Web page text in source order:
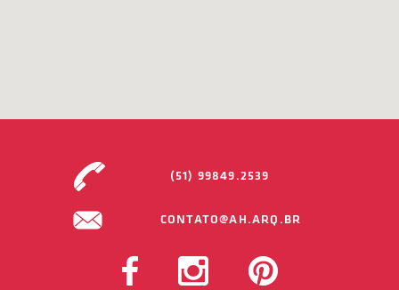
(51) 99849.2539
CONTATO@AH.ARQ.BR
FACEBOOK INSTAGRAM